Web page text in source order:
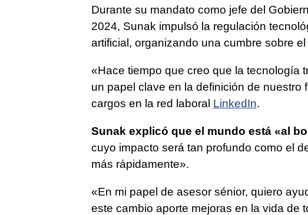
Durante su mandato como jefe del
2024, Sunak impulsó la regulación
artificial, organizando una cumbre sobre
«Hace tiempo que creo que la tecnología
un papel clave en la definición de nuestro
cargos en la red laboral LinkedIn.
Sunak explicó que el mundo está «al
cuyo impacto será tan profundo como el
más rápidamente».
«En mi papel de asesor sénior, quiero
este cambio aporte mejoras en la vida de